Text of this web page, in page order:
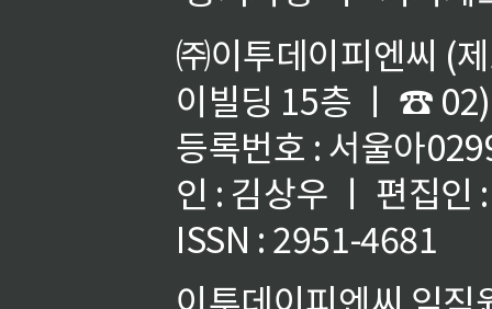
㈜이투데이피엔씨 (
이빌딩 15층 ㅣ ☎
등록번호 : 서울아
인 : 김상우 ㅣ 편집인
ISSN : 2951-4681